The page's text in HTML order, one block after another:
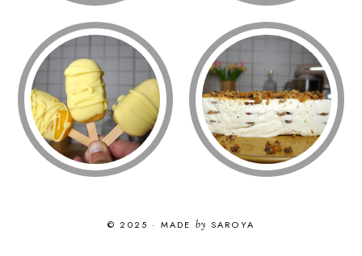
© 2025 · MADE by SAROYA